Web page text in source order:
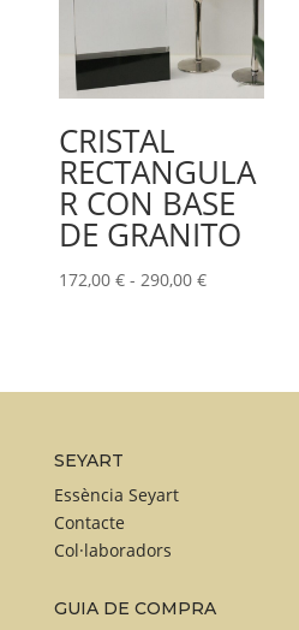
CRISTAL
RECTANGULA
R CON BASE
DE GRANITO
172,00 € - 290,00 €Rango
172,00 €
SEYART
Essència Seyart
Contacte
Col·laboradors
GUIA DE COMPRA